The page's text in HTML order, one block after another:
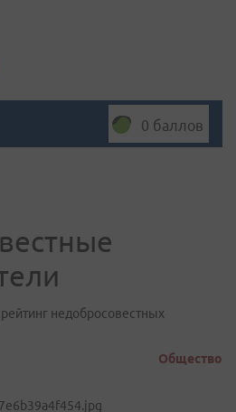
0 баллов
недобросовестных
Общество